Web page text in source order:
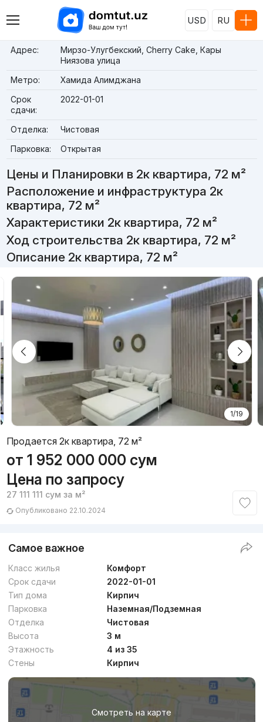
USD RU
Адрес:
Мирзо-Улугбекский, Cherry Cake, Кары
Ниязова улица
Метро:
Хамида Алимджана
Срок
сдачи:
2022-01-01
Отделка:
Чистовая
Парковка:
Открытая
Цены и Планировки в 2к квартира, 72 м²
Расположение и инфраструктура 2к
квартира, 72 м²
Характеристики 2к квартира, 72 м²
Ход строительства 2к квартира, 72 м²
Описание 2к квартира, 72 м²
1/19
Продается 2к квартира, 72 м²
от 1 952 000 000 сум
Цена по запросу
27 111 111 сум за м²
Опубликовано 22.10.2024
Самое важное
Класс жилья
Комфорт
Срок сдачи
2022-01-01
Тип дома
Кирпич
Парковка
Наземная/Подземная
Отделка
Чистовая
Высота
3 м
Этажность
4 из 35
Стены
Кирпич
Смотреть на карте